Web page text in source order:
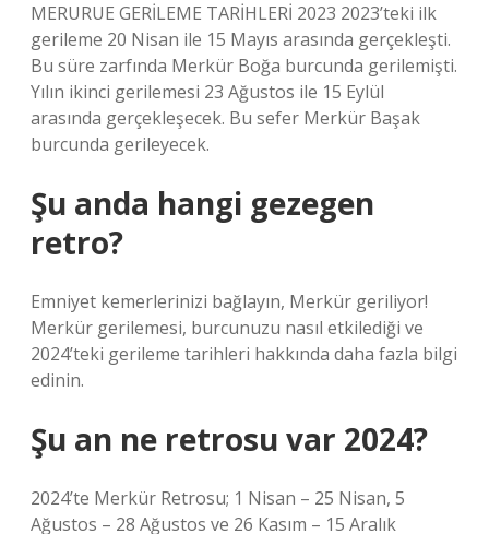
MERURUE GERİLEME TARİHLERİ 2023 2023’teki ilk
gerileme 20 Nisan ile 15 Mayıs arasında gerçekleşti.
Bu süre zarfında Merkür Boğa burcunda gerilemişti.
Yılın ikinci gerilemesi 23 Ağustos ile 15 Eylül
arasında gerçekleşecek. Bu sefer Merkür Başak
burcunda gerileyecek.
Şu anda hangi gezegen
retro?
Emniyet kemerlerinizi bağlayın, Merkür geriliyor!
Merkür gerilemesi, burcunuzu nasıl etkilediği ve
2024’teki gerileme tarihleri ​​hakkında daha fazla bilgi
edinin.
Şu an ne retrosu var 2024?
2024’te Merkür Retrosu; 1 Nisan – 25 Nisan, 5
Ağustos – 28 Ağustos ve 26 Kasım – 15 Aralık